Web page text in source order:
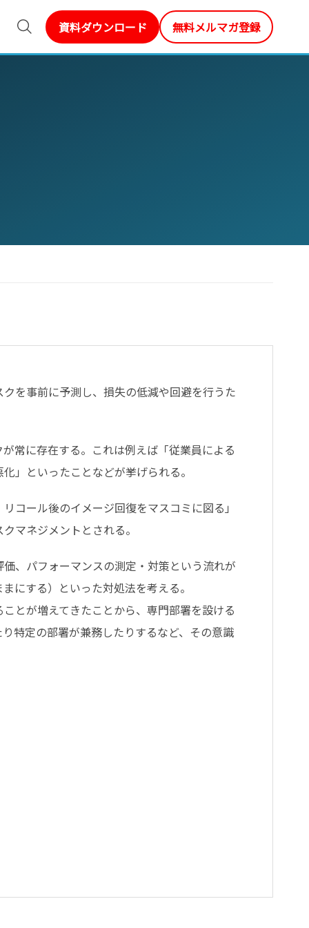
資料ダウンロード 無料メルマガ登録
を事前に予測し、損失の低減や回避を行うた
常に存在する。これは例えば「従業員による
」といったことなどが挙げられる。
コール後のイメージ回復をマスコミに図る」
マネジメントとされる。
、パフォーマンスの測定・対策という流れが
にする）といった対処法を考える。
とが増えてきたことから、専門部署を設ける
特定の部署が兼務したりするなど、その意識